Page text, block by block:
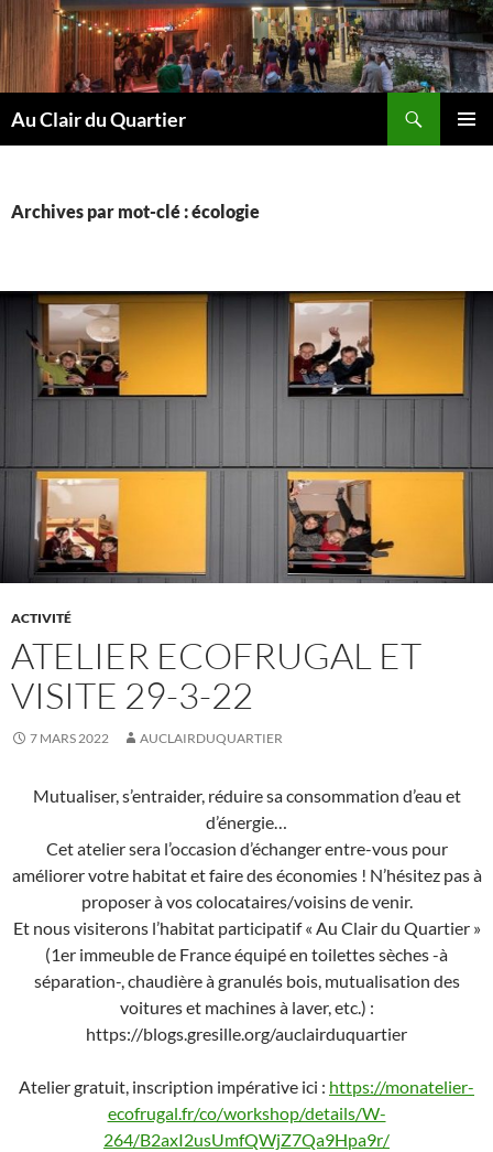
au
contenu
Au Clair du Quartier
Archives par mot-clé : écologie
ACTIVITÉ
ATELIER ECOFRUGAL ET
VISITE 29-3-22
7 MARS 2022 AUCLAIRDUQUARTIER
Mutualiser, s’entraider, réduire sa consommation d’eau et
d’énergie…
Cet atelier sera l’occasion d’échanger entre-vous pour
améliorer votre habitat et faire des économies ! N’hésitez pas à
proposer à vos colocataires/voisins de venir.
Et nous visiterons l’habitat participatif « Au Clair du Quartier »
(1er immeuble de France équipé en toilettes sèches -à
séparation-, chaudière à granulés bois, mutualisation des
voitures et machines à laver, etc.) :
https://blogs.gresille.org/auclairduquartier
Atelier gratuit, inscription impérative ici : https://monatelier-
ecofrugal.fr/co/workshop/details/W-
264/B2axI2usUmfQWjZ7Qa9Hpa9r/